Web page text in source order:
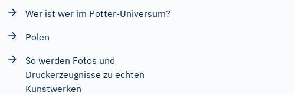
Wer ist wer im Potter-Universum?
Polen
So werden Fotos und
Druckerzeugnisse zu echten
Kunstwerken